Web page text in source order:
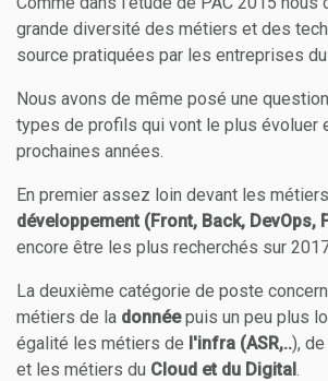
grande diversité des métiers et des
source pratiquées par les entreprises du
Nous avons de même posé une
types de profils qui vont le plus évoluer
prochaines années.
En premier assez loin devant les
développement (Front, Back, DevOps,
encore être les plus recherchés sur
La deuxième catégorie de poste
métiers de la donnéepuis un peu plus
égalité les métiers de l'infra (ASR,..),
et les métiers du Cloud et du Digital.